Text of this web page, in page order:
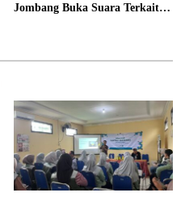
Jombang Buka Suara Terkait